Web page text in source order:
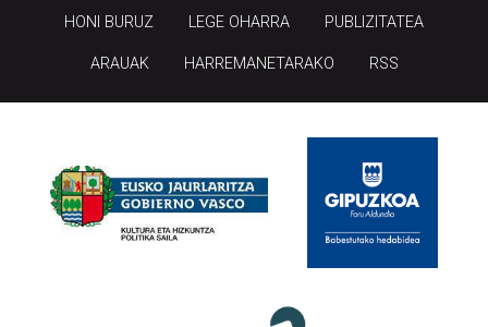
HONI BURUZ LEGE OHARRA PUBLIZITATEA
ARAUAK HARREMANETARAKO RSS